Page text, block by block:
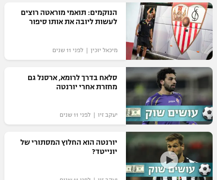
הנוקמים: תואמי מוראטה רוצים
לעשות ליובה את אותו סיפור
מיכאל יוכין | לפני 11 שנים
סלאח בדרך לרומא, ארסנל גם
מחזרת אחרי יורנטה
יעקב זיו | לפני 11 שנים
יורנטה הוא החלוץ המסתורי של
יונייטד?